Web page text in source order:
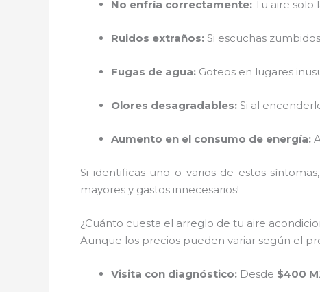
No enfría correctamente: Tu aire solo
Ruidos extraños: Si escuchas
Fugas de agua: Goteos en lugares
Olores desagradables: Si al
Aumento en el consumo de energía:
Si identificas uno o varios de estos síntomas,
mayores y gastos innecesarios!
¿Cuánto cuesta el arreglo de tu aire
Aunque los precios pueden variar según el
Visita con diagnóstico: Desde $400